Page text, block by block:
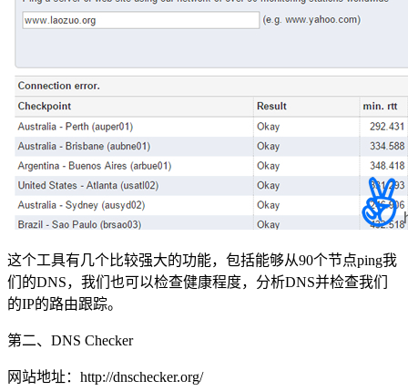
这个工具有几个比较强大的功能，包括能够从90个节点ping我
们的DNS，我们也可以检查健康程度，分析DNS并检查我们
的IP的路由跟踪。
第二、DNS Checker
网站地址：http://dnschecker.org/